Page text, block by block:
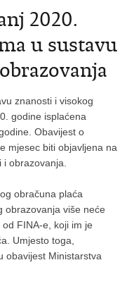
2020.
u sustavu
znanosti i visokog
godine isplaćena
Obavijest o
mjesec biti objavljena na
obrazovanja.
obračuna plaća
obrazovanja više neće
FINA-e, koji im je
Umjesto toga,
obavijest Ministarstva